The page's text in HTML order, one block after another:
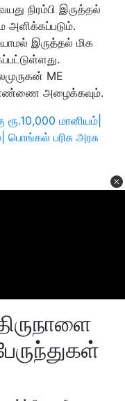
நிரம்பி இருத்தல்
அளிக்கப்படும்.
இருத்தல் மிக
ME
எண்ணை அழைக்கவும்.
ரூ.10,000 மானியம்|
பரிசு அரசு